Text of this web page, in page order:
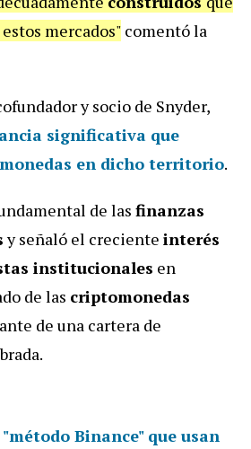
estos mercados" comentó la
y socio de Snyder,
significativa que
en dicho territorio.
de las finanzas
y señaló el creciente interés
institucionales en
de las criptomonedas
de una cartera de
"método Binance" que usan